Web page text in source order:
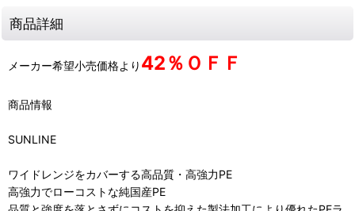
商品詳細
メーカー希望小売価格より 42％ＯＦＦ
商品情報
SUNLINE
ワイドレンジをカバーする高品質・高強力PE
高強力でローコストな純国産PE